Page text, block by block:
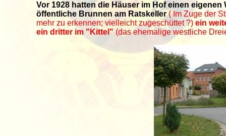
Vor 1928 hatten die Häuser im Hof einen
öffentliche Brunnen am Ratskeller( Im Zuge der
mehr zu erkennen; vielleicht zugeschüttet ?) ein
ein dritter im "Kittel" (das ehemalige westliche